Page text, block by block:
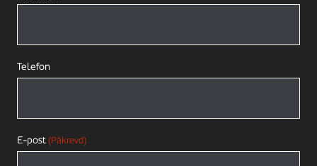
Telefon
E-post (Påkrevd)